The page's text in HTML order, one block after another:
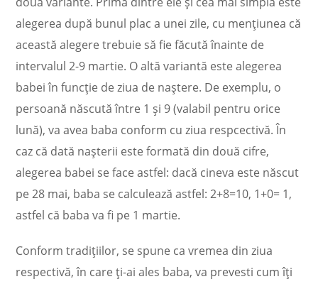
alegerea după bunul plac a unei zile, cu menţiunea că
această alegere trebuie să fie făcută înainte de
intervalul 2-9 martie. O altă variantă este alegerea
babei în funcţie de ziua de naştere. De exemplu, o
persoană născută între 1 şi 9 (valabil pentru orice
lună), va avea baba conform cu ziua respcectivă. În
caz că dată naşterii este formată din două cifre,
alegerea babei se face astfel: dacă cineva este născut
pe 28 mai, baba se calculează astfel: 2+8=10, 1+0= 1,
astfel că baba va fi pe 1 martie.
Conform tradițiilor, se spune ca vremea din ziua
respectivă, în care ți-ai ales baba, va prevesti cum îți